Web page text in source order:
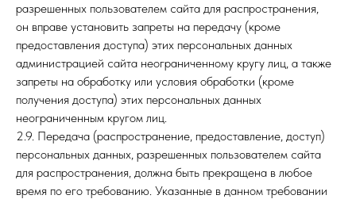
разрешенных пользователем сайта для распространения,
он вправе установить запреты на передачу (кроме
предоставления доступа) этих персональных данных
администрацией сайта неограниченному кругу лиц, а также
запреты на обработку или условия обработки (кроме
получения доступа) этих персональных данных
неограниченным кругом лиц.
2.9. Передача (распространение, предоставление, доступ)
персональных данных, разрешенных пользователем сайта
для распространения, должна быть прекращена в любое
время по его требованию. Указанные в данном требовании